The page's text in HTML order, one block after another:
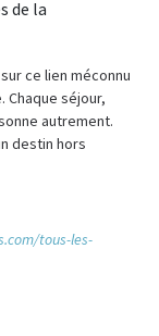
de la
ce lien méconnu
Chaque séjour,
autrement.
destin hors
tous-les-